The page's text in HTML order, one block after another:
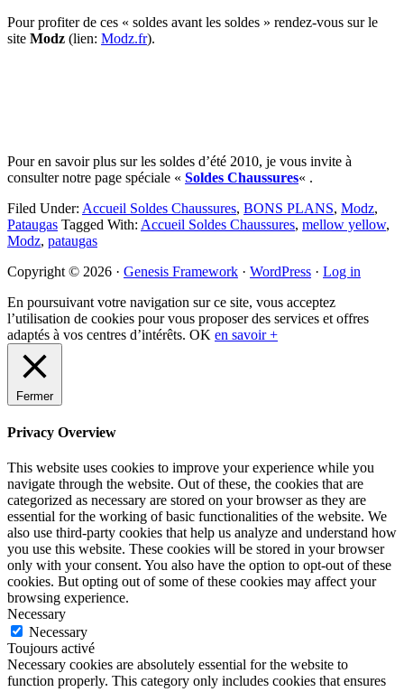
Pour profiter de ces « soldes avant les soldes » rendez-vous sur le
site Modz (lien: Modz.fr).
Pour en savoir plus sur les soldes d’été 2010, je vous invite à
consulter notre page spéciale « Soldes Chaussures« .
Filed Under: Accueil Soldes Chaussures, BONS PLANS, Modz,
Pataugas Tagged With: Accueil Soldes Chaussures, mellow yellow,
Modz, pataugas
Primary
Sidebar
Copyright © 2026 · Genesis Framework · WordPress · Log in
En poursuivant votre navigation sur ce site, vous acceptez
l’utilisation de cookies pour vous proposer des services et offres
adaptés à vos centres d’intérêts. OK en savoir +
Fermer
Privacy Overview
This website uses cookies to improve your experience while you
navigate through the website. Out of these, the cookies that are
categorized as necessary are stored on your browser as they are
essential for the working of basic functionalities of the website. We
also use third-party cookies that help us analyze and understand how
you use this website. These cookies will be stored in your browser
only with your consent. You also have the option to opt-out of these
cookies. But opting out of some of these cookies may affect your
browsing experience.
Necessary
Necessary
Toujours activé
Necessary cookies are absolutely essential for the website to
function properly. This category only includes cookies that ensures